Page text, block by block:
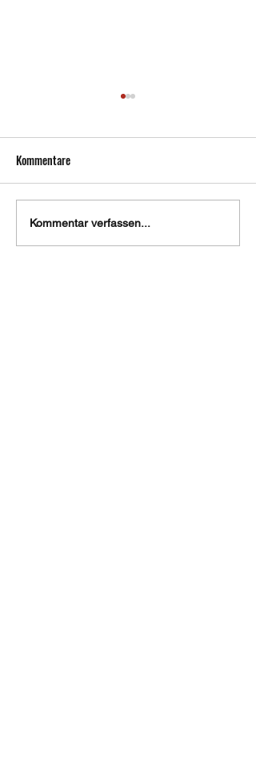
+++ Pokal - Final Four in
Oberbrüden +++
Kommentare
Kommentar verfassen...